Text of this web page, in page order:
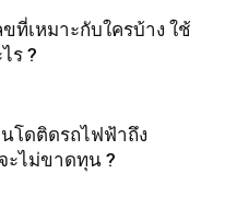
ขที่เหมาะกับใครบ้าง ใช้
ร ?
โดติดรถไฟฟ้าถึง
ะไม่ขาดทุน ?